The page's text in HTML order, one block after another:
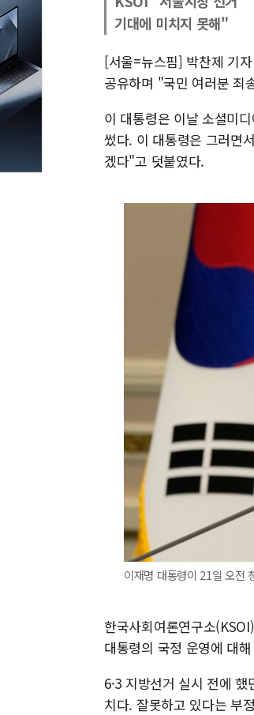
기대에 미치지 못해"
[서울=뉴스핌] 박찬제 기
공유하며 "국민 여러분 죄
이 대통령은 이날 소셜미
썼다. 이 대통령은 그러면
겠다"고 덧붙였다.
이재명 대통령이 21일 오전
한국사회여론연구소
대통령의 국정 운영에 대
6·3 지방선거 실시 전에
치다. 잘못하고 있다는 부